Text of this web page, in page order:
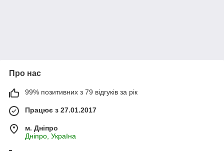
Про нас
99% позитивних з 79 відгуків за рік
Працює з 27.01.2017
м. Дніпро
Дніпро, Україна